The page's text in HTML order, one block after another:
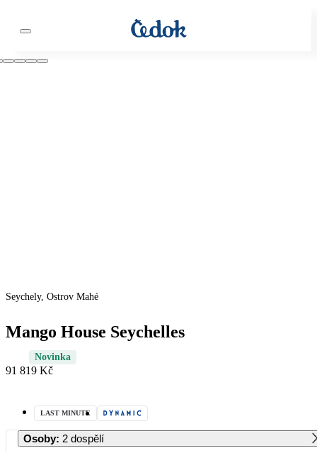
Seychely, Ostrov Mahé
Mango House Seychelles
Novinka
91 819 Kč
LAST MINUTE
Osoby: 2 dospělí